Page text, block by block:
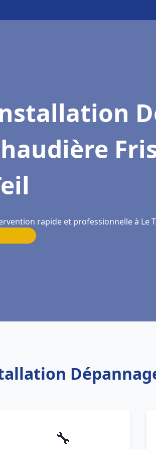
rapide et professionnelle à Le
🔧